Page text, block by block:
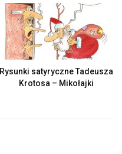
Rysunki satyryczne Tadeusza
Krotosa – Mikołajki